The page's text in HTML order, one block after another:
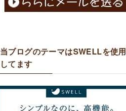
当ブログのテーマはSWELLを使用
してます